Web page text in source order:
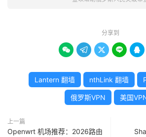
分享到
    
Lantern 翻墙 nthLink 翻墙
俄罗斯VPN 美国
上一篇
Openwrt 机场推荐：2026路由